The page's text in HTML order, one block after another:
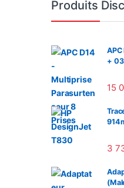
Produits
+
15
3